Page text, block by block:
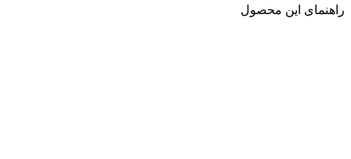
راهنمای این محصول